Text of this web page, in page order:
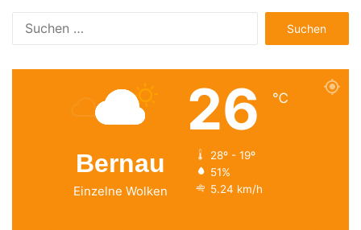
nach:
Bernau
Einzelne Wolken
26 ℃
28º - 19º
51%
5.24 km/h